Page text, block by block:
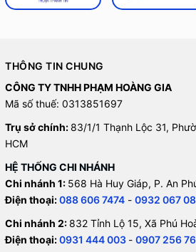
THÔNG TIN CHUNG
CÔNG TY TNHH PHẠM HOÀNG GIA
Mã số thuế: 0313851697
Trụ sở chính: 83/1/1 Thạnh Lộc 31,
HCM
HỆ THỐNG CHI NHÁNH
Chi nhánh 1: 568 Hà Huy Giáp, P. An
Điện thoại:088 606 7474 - 0932 067
Chi nhánh 2: 832 Tỉnh Lộ 15, Xã Phú
Điện thoại:0931 444 003 - 0907 256